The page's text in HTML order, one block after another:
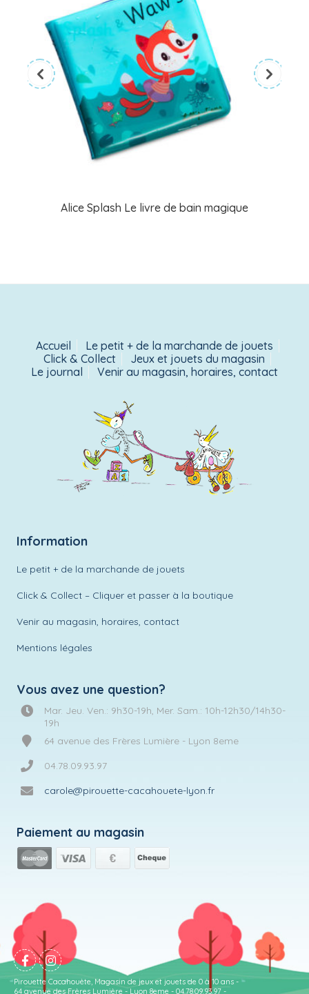
Alice Splash Le livre de bain magique
Accueil
Le petit + de la marchande de jouets
Click & Collect
Jeux et jouets du magasin
Le journal
Venir au magasin, horaires, contact
Information
Le petit + de la marchande de jouets
Click & Collect – Cliquer et passer à la boutique
Venir au magasin, horaires, contact
Mentions légales
Vous avez une question?
Mar. Jeu. Ven.: 9h30-19h, Mer. Sam.: 10h-12h30/14h30-
19h
64 avenue des Frères Lumière - Lyon 8eme
04.78.09.93.97
carole@pirouette-cacahouete-lyon.fr
Paiement au magasin
Pirouette Cacahouète, Magasin de jeux et jouets de 0 à 10 ans -
64 avenue des Frères Lumière - Lyon 8eme - 04.78.09.93.97 -